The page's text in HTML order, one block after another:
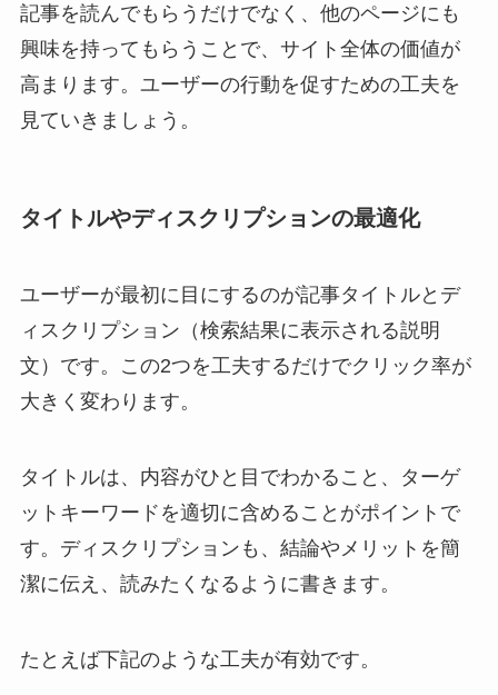
記事を読んでもらうだけでなく、他のページにも
興味を持ってもらうことで、サイト全体の価値が
高まります。ユーザーの行動を促すための工夫を
見ていきましょう。
タイトルやディスクリプションの最適化
ユーザーが最初に目にするのが記事タイトルとデ
ィスクリプション（検索結果に表示される説明
文）です。この2つを工夫するだけでクリック率が
大きく変わります。
タイトルは、内容がひと目でわかること、ターゲ
ットキーワードを適切に含めることがポイントで
す。ディスクリプションも、結論やメリットを簡
潔に伝え、読みたくなるように書きます。
たとえば下記のような工夫が有効です。